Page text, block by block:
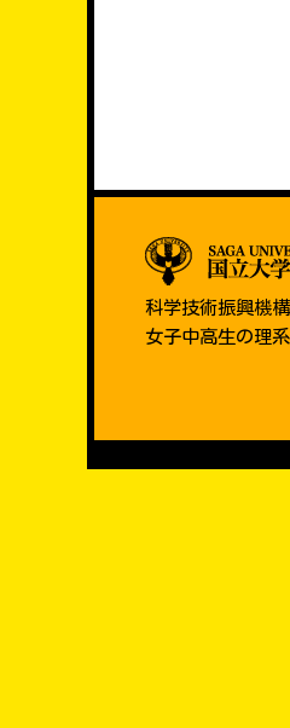
科学技術振興機
女子中高生の理